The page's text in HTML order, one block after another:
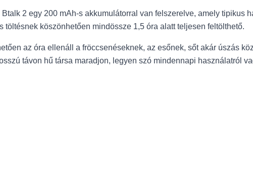
2 egy 200 mAh-s akkumulátorral van felszerelve, amely tipikus
töltésnek köszönhetően mindössze 1,5 óra alatt teljesen feltölthető.
az óra ellenáll a fröccsenéseknek, az esőnek, sőt akár úszás
távon hű társa maradjon, legyen szó mindennapi használatról